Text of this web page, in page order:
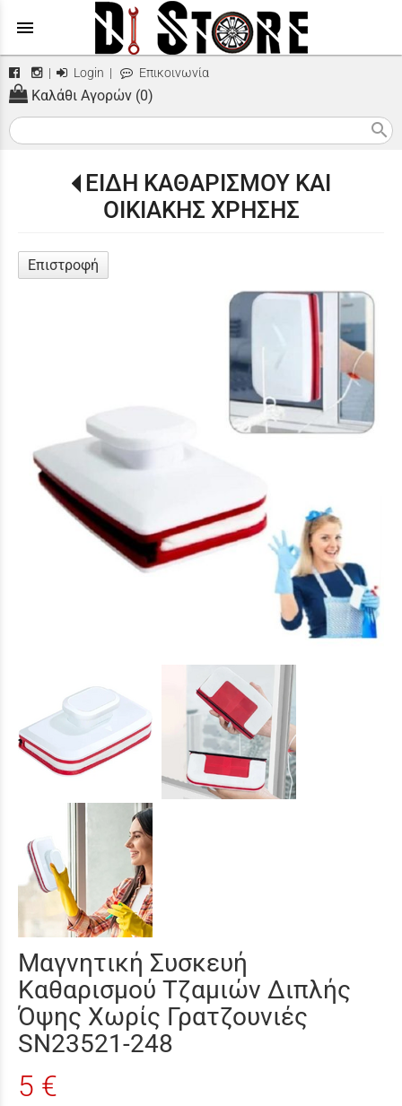
menu
| Login | Επικοινωνία
Καλάθι Αγορών (0)
search
ΕΙΔΗ ΚΑΘΑΡΙΣΜΟΥ ΚΑΙ
ΟΙΚΙΑΚΗΣ ΧΡΗΣΗΣ
Επιστροφή
Μαγνητική Συσκευή
Καθαρισμού Τζαμιών Διπλής
Όψης Χωρίς Γρατζουνιές
SN23521-248
5 €